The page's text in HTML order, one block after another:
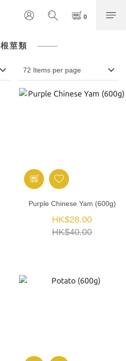
根莖類
72 Items per page
Purple Chinese Yam (600g)
HK$28.00
HK$40.00